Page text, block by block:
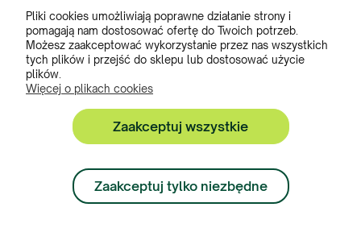
Zbiorniki na deszczówkę
Częsci do maszyn rolniczych
Części do ciągników
Zbiorniki, Program Poleceń, Akcesoria do zbiorników:
+48 222 508 449
Zamówienia:
Pliki cookies umożliwiają poprawne działanie strony i
pomagają nam dostosować ofertę do Twoich potrzeb.
Możesz zaakceptować wykorzystanie przez nas wszystkich
tych plików i przejść do sklepu lub dostosować użycie
plików.
Więcej o plikach cookies
Zaakceptuj wszystkie
Zaakceptuj tylko niezbędne